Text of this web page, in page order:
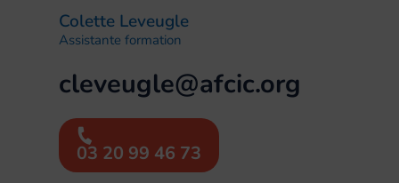
Colette Leveugle
Assistante formation
cleveugle@afcic.org
03 20 99 46 73